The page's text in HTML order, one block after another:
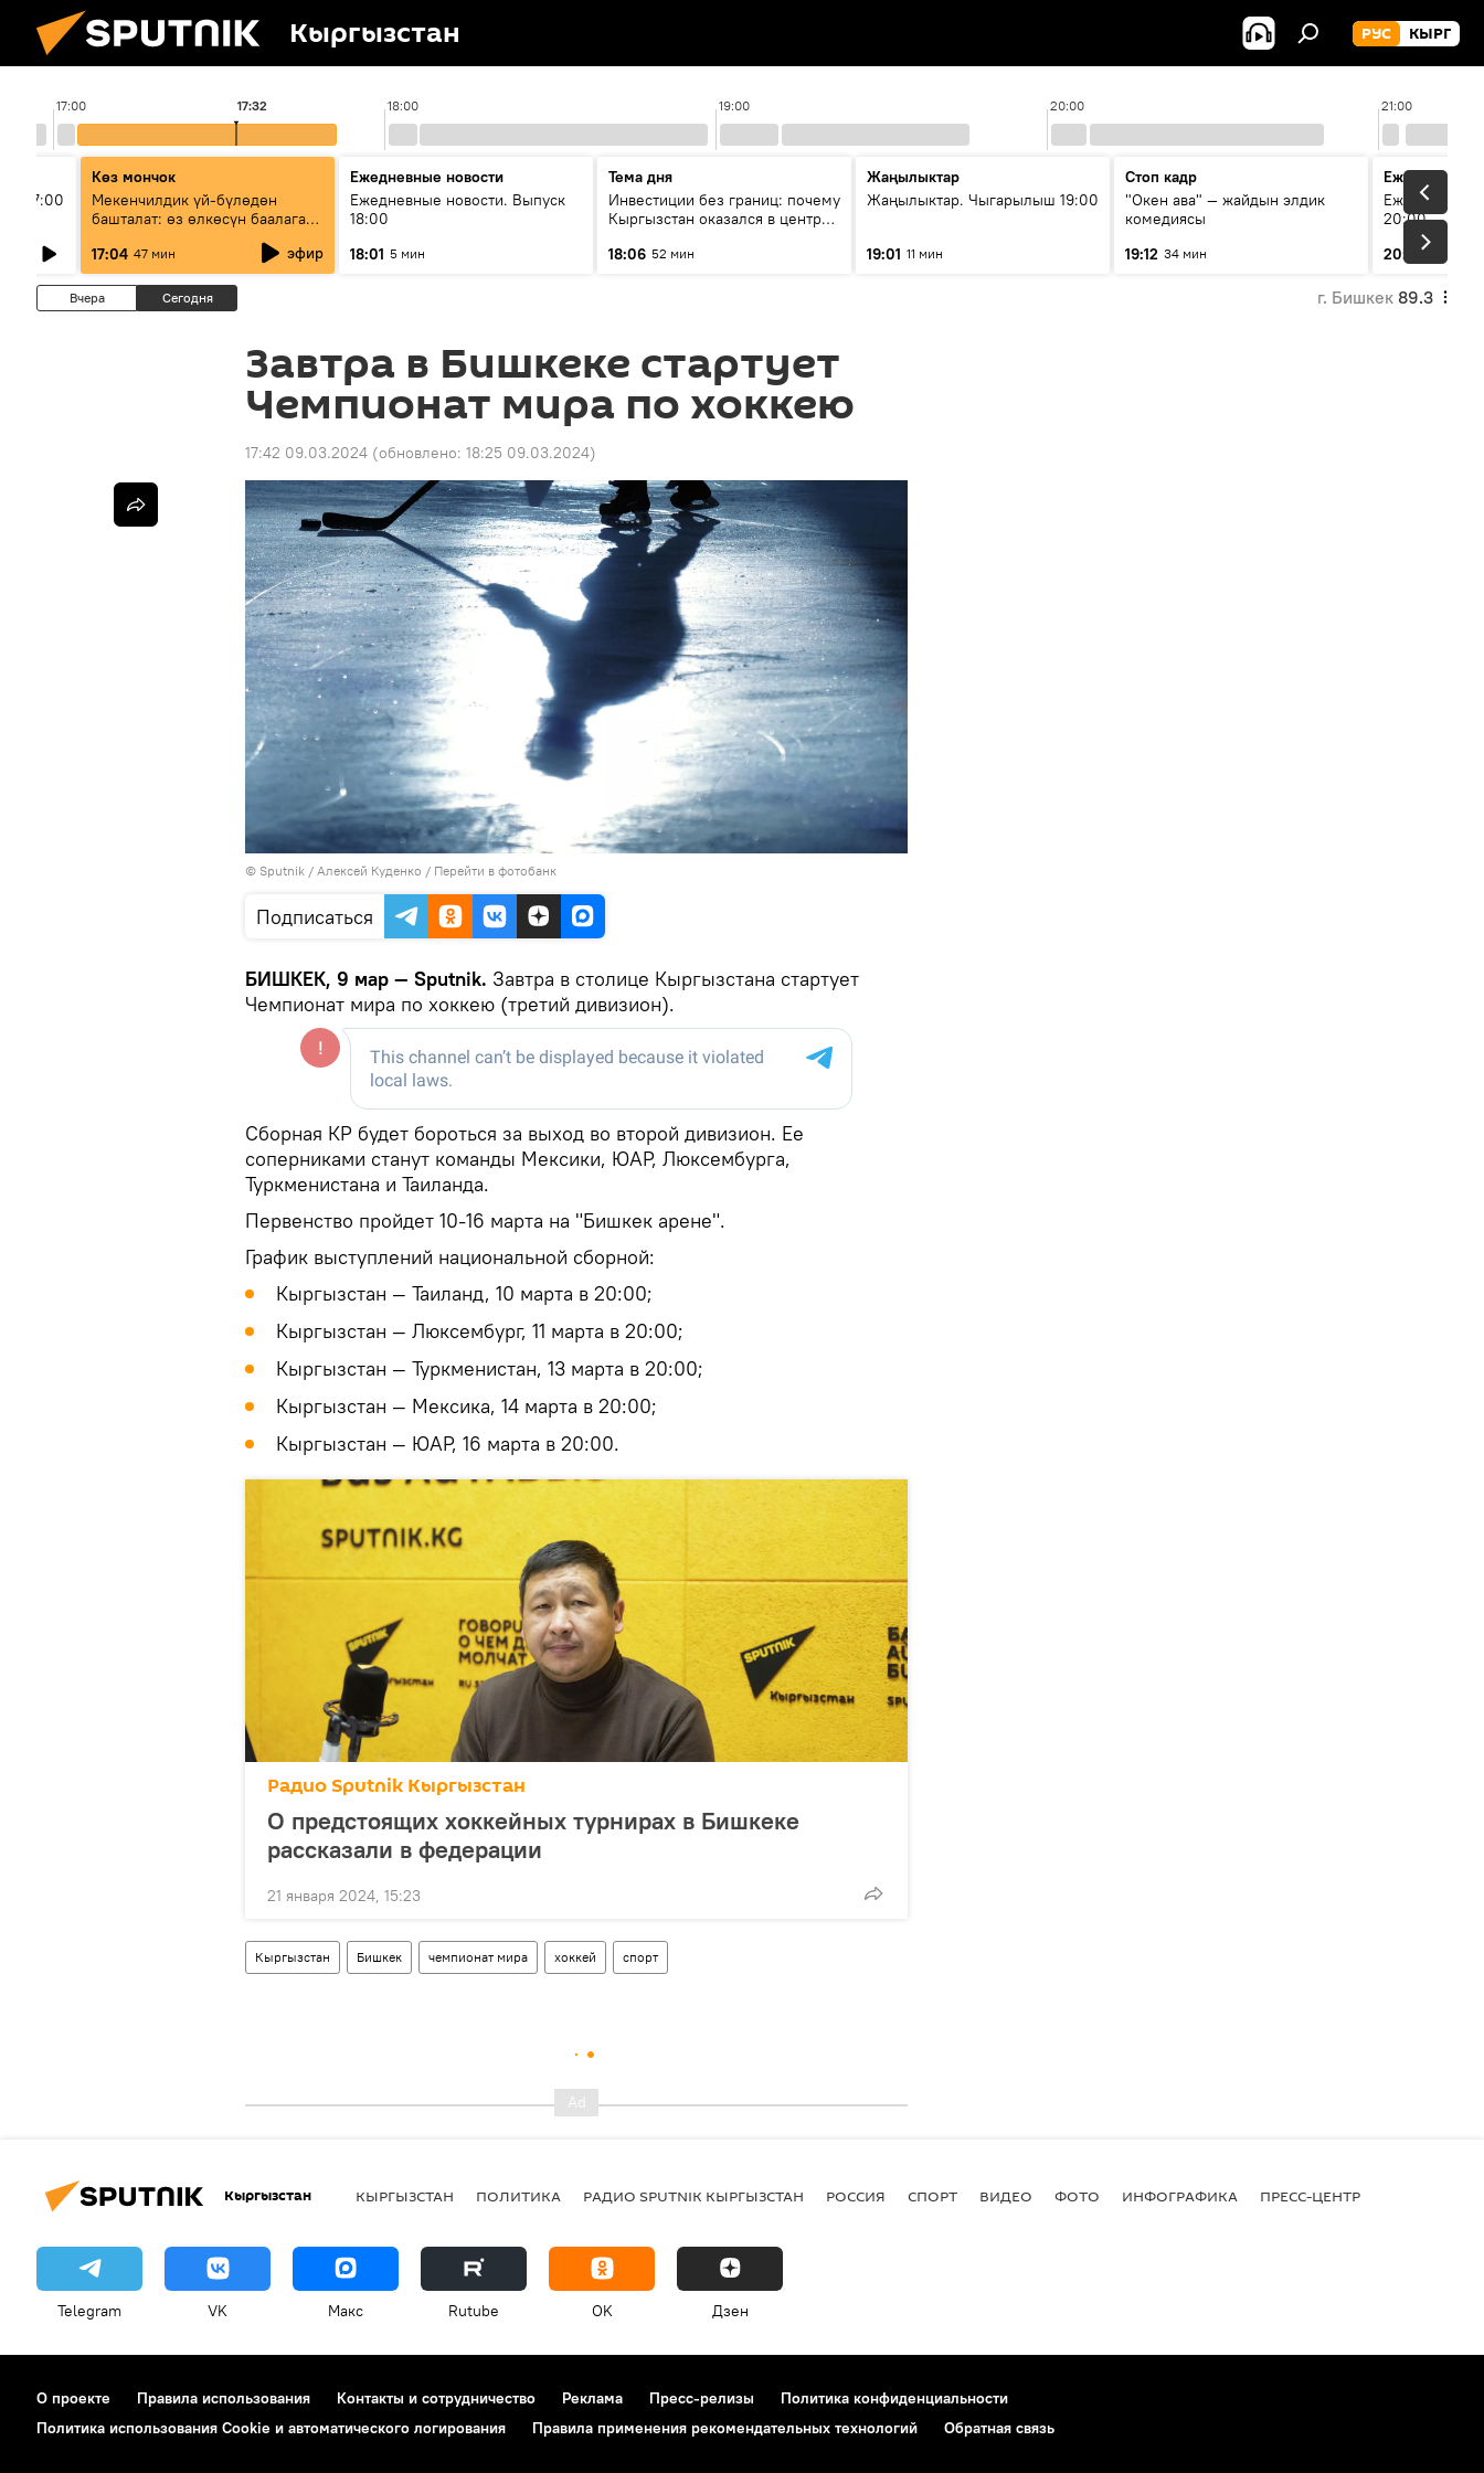
Кыргызстан РУС КЫРГ
17:00 18:00 19:00 20:00 21:00
17:32
17:00
Көз мончок
Мекенчилдик үй-бүлөдөн
башталат: өз өлкөсүн баалаган
муунду кантип тарбиялоо
керек?
17:04 47 мин эфир
Ежедневные новости
Ежедневные новости. Выпуск
18:00
18:01 5 мин
Тема дня
Инвестиции без границ: почему
Кыргызстан оказался в центре
18:06 52 мин
Жаңылыктар
Жаңылыктар. Чыгарылыш 19:00
19:01 11 мин
Стоп кадр
"Окен ава" — жайдын элдик
комедиясы
19:12 34 мин
Ежедневные
Ежедневные
20:00
20:01
Вчера Сегодня г. Бишкек 89.3
Завтра в Бишкеке стартует
Чемпионат мира по хоккею
17:42 09.03.2024 (обновлено: 18:25 09.03.2024)
© Sputnik / Алексей Куденко / Перейти в фотобанк
Подписаться
БИШКЕК, 9 мар — Sputnik. Завтра в столице Кыргызстана стартует
Чемпионат мира по хоккею (третий дивизион).
Сборная КР будет бороться за выход во второй дивизион. Ее
соперниками станут команды Мексики, ЮАР, Люксембурга,
Туркменистана и Таиланда.
Первенство пройдет 10-16 марта на "Бишкек арене".
График выступлений национальной сборной:
Кыргызстан — Таиланд, 10 марта в 20:00;
Кыргызстан — Люксембург, 11 марта в 20:00;
Кыргызстан — Туркменистан, 13 марта в 20:00;
Кыргызстан — Мексика, 14 марта в 20:00;
Кыргызстан — ЮАР, 16 марта в 20:00.
Радио Sputnik Кыргызстан
О предстоящих хоккейных турнирах в Бишкеке
рассказали в федерации
21 января 2024, 15:23
Кыргызстан Бишкек чемпионат мира хоккей спорт
Кыргызстан КЫРГЫЗСТАН ПОЛИТИКА РАДИО SPUTNIK КЫРГЫЗСТАН РОССИЯ СПОРТ ВИДЕО ФОТО ИНФОГРАФИКА ПРЕСС-ЦЕНТР
Telegram VK Макс Rutube OK Дзен
О проекте Правила использования Контакты и сотрудничество Реклама Пресс-релизы
Политика конфиденциальности
Политика использования Cookie и автоматического логирования
Правила применения рекомендательных технологий Обратная связь